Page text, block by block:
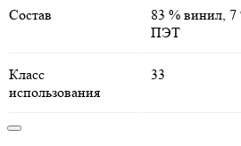
Состав
83 % винил, 7
ПЭТ
Класс
использования
33